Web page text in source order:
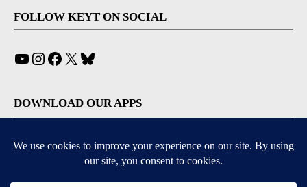
FOLLOW KEYT ON SOCIAL
YouTube
Instagram
Facebook
X
DOWNLOAD OUR APPS
Available for iOS and Android